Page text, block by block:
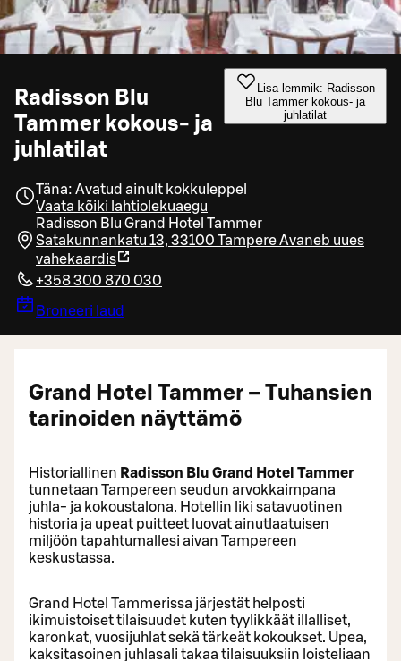
Radisson Blu
Tammer kokous- ja
juhlatilat
Lisa lemmik: Radisson
Blu Tammer kokous- ja
juhlatilat
Täna: Avatud ainult kokkuleppel
Vaata kõiki lahtiolekuaegu
Radisson Blu Grand Hotel Tammer
Satakunnankatu 13, 33100 TampereAvaneb uues
vahekaardis
+358 300 870 030
Broneeri laud
Grand Hotel Tammer – Tuhansien
tarinoiden näyttämö
Historiallinen Radisson Blu Grand Hotel Tammer
tunnetaan Tampereen seudun arvokkaimpana
juhla- ja kokoustalona. Hotellin liki satavuotinen
historia ja upeat puitteet luovat ainutlaatuisen
miljöön tapahtumallesi aivan Tampereen
keskustassa.
Grand Hotel Tammerissa järjestät helposti
ikimuistoiset tilaisuudet kuten tyylikkäät illalliset,
karonkat, vuosijuhlat sekä tärkeät kokoukset. Upea,
kaksitasoinen juhlasali takaa tilaisuuksiin loisteliaan